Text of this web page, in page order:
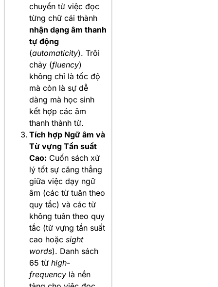
chuyển từ việc đọc
từng chữ cái thành
nhận dạng âm thanh
tự động
(automaticity). Trôi
chảy (fluency)
không chỉ là tốc độ
mà còn là sự dễ
dàng mà học sinh
kết hợp các âm
thanh thành từ.
Tích hợp Ngữ âm và
Từ vựng Tần suất
Cao: Cuốn sách xử
lý tốt sự căng thẳng
giữa việc dạy ngữ
âm (các từ tuân theo
quy tắc) và các từ
không tuân theo quy
tắc (từ vựng tần suất
cao hoặc sight
words). Danh sách
65 từ high-
frequency là nền